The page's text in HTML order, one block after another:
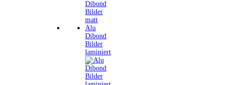
Alu
Dibond
Bilder
laminiert